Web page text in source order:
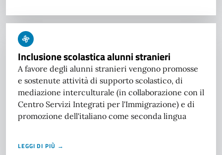
Inclusione scolastica alunni stranieri
A favore degli alunni stranieri vengono promosse
e sostenute attività di supporto scolastico, di
mediazione interculturale (in collaborazione con il
Centro Servizi Integrati per l'Immigrazione) e di
promozione dell'italiano come seconda lingua
LEGGI DI PIÙ →